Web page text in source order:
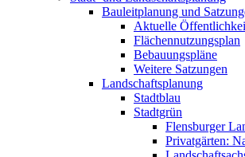
Bauleitplanung und
Aktuelle
Flächennutzungsplan
Bebauungspläne
Weitere Satzungen
Landschaftsplanung
Stadtblau
Stadtgrün
Flensburger
Privatgärten: